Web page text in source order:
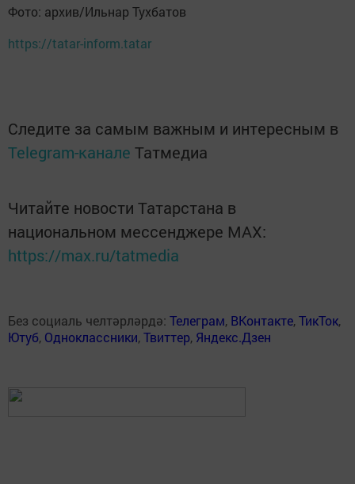
Фото: архив/Ильнар Тухбатов
https://tatar-inform.tatar
Следите за самым важным и интересным в
Telegram-канале Татмедиа
Читайте новости Татарстана в
национальном мессенджере MАХ:
https://max.ru/tatmedia
Без социаль челтәрләрдә: Телеграм, ВКонтакте,ТикТок,
Ютуб, Одноклассники,Твиттер, Яндекс.Дзен